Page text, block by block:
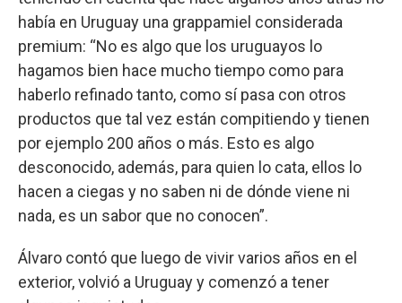
había en Uruguay una grappamiel considerada
premium: “No es algo que los uruguayos lo
hagamos bien hace mucho tiempo como para
haberlo refinado tanto, como sí pasa con otros
productos que tal vez están compitiendo y tienen
por ejemplo 200 años o más. Esto es algo
desconocido, además, para quien lo cata, ellos lo
hacen a ciegas y no saben ni de dónde viene ni
nada, es un sabor que no conocen”.
Álvaro contó que luego de vivir varios años en el
exterior, volvió a Uruguay y comenzó a tener